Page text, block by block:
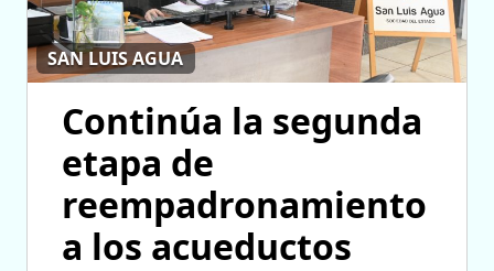
SAN LUIS AGUA
Continúa la segunda
etapa de
reempadronamiento
a los acueductos